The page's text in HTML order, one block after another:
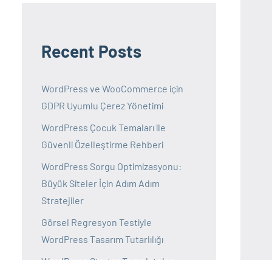
Recent Posts
WordPress ve WooCommerce için
GDPR Uyumlu Çerez Yönetimi
WordPress Çocuk Temaları ile
Güvenli Özelleştirme Rehberi
WordPress Sorgu Optimizasyonu:
Büyük Siteler İçin Adım Adım
Stratejiler
Görsel Regresyon Testiyle
WordPress Tasarım Tutarlılığı